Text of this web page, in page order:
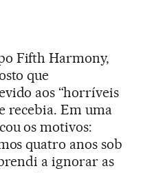
Fifth Harmony,
que
aos “horríveis
recebia. Em uma
os motivos:
quatro anos sob
a ignorar as